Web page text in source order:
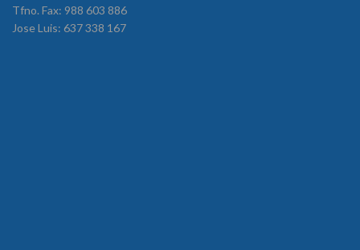
Tfno. Fax: 988 603 886
Jose Luis: 637 338 167